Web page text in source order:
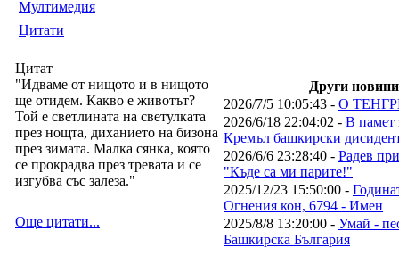
Мултимедия
Цитати
Цитат
"Идваме от нищото и в нищото
ще отидем. Какво е животът?
Той е светлината на светулката
през нощта, диханието на бизона
през зимата. Малка сянка, която
се прокрадва през тревата и се
изгубва със залеза."
--
Още цитати...
Други новини
2026/7/5 10:05:43 - О
2026/6/18 22:04:02 - В памет
Кремъл башкирски
2026/6/6 23:28:40 - Радев
"Къде са ми парите!"
2025/12/23 15:50:00 -
Огнения кон, 6794 - Имен
2025/8/8 13:20:00 - Умай -
Башкирска България